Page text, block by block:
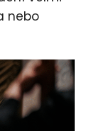
nebo